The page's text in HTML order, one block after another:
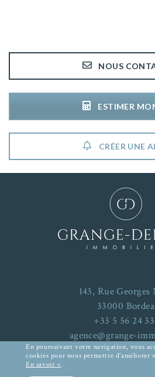
NOUS
ESTIMER
CRÉER UNE
143, Rue Georges
33000
+33 5 56 24
agence@grange-
En poursuivant votre navigation, vous
cookies pour nous permettre d'améliorer
En savoir +.